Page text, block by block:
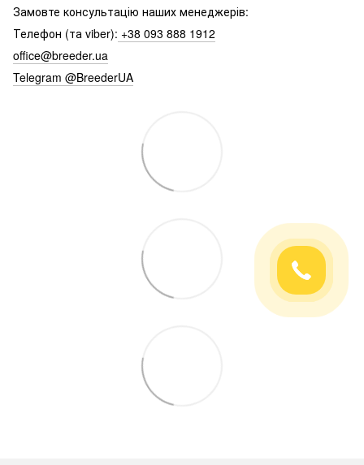
Замовте консультацію наших менеджерів:
Телефон (та viber): +38 093 888 1912
office@breeder.ua
Telegram @BreederUA